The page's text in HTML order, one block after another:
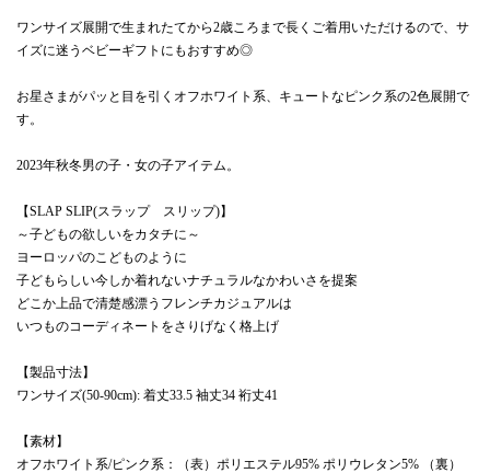
ワンサイズ展開で生まれたてから2歳ころまで長くご着用いただけるので、サ
イズに迷うベビーギフトにもおすすめ◎
お星さまがパッと目を引くオフホワイト系、キュートなピンク系の2色展開で
す。
2023年秋冬男の子・女の子アイテム。
【SLAP SLIP(スラップ スリップ)】
～子どもの欲しいをカタチに～
ヨーロッパのこどものように
子どもらしい今しか着れないナチュラルなかわいさを提案
どこか上品で清楚感漂うフレンチカジュアルは
いつものコーディネートをさりげなく格上げ
【製品寸法】
ワンサイズ(50-90cm): 着丈33.5 袖丈34 裄丈41
【素材】
オフホワイト系/ピンク系：（表）ポリエステル95% ポリウレタン5% （裏）